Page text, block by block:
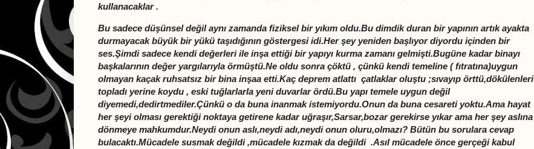
kullanacaklar .
Bu sadece düşünsel değil aynı zamanda fiziksel bir yıkım oldu.Bu dimdik duran bir yapının artık ayakta
durmayacak büyük bir yükü taşıdığının göstergesi idi.Her şey yeniden başlıyor diyordu içinden bir
ses.Şimdi sadece kendi değerleri ile inşa ettiği bir yapıyı kurma zamanı gelmişti.Bugüne kadar binayı
başkalarının değer yargılarıyla örmüştü.Ne oldu sonra çöktü , çünkü kendi temeline ( fıtratına)uygun
olmayan kaçak ruhsatsız bir bina inşaa etti.Kaç deprem atlattı çatlaklar oluştu ;sıvayıp örttü,dökülenleri
topladı yerine koydu , eski tuğlarlarla yeni duvarlar ördü.Bu yapı temele uygun değil
diyemedi,dedirtmediler.Çünkü o da buna inanmak istemiyordu.Onun da buna cesareti yoktu.Ama hayat
her şeyi olması gerektiği noktaya getirene kadar uğraşır,Sarsar,bozar gerekirse yıkar ama her şey aslına
dönmeye mahkumdur.Neydi onun aslı,neydi adı,neydi onun oluru,olmazı? Bütün bu sorulara cevap
bulacaktı.Mücadele susmak değildi ,mücadele kızmak da değildi .Asıl mücadele önce gerçeği kabul